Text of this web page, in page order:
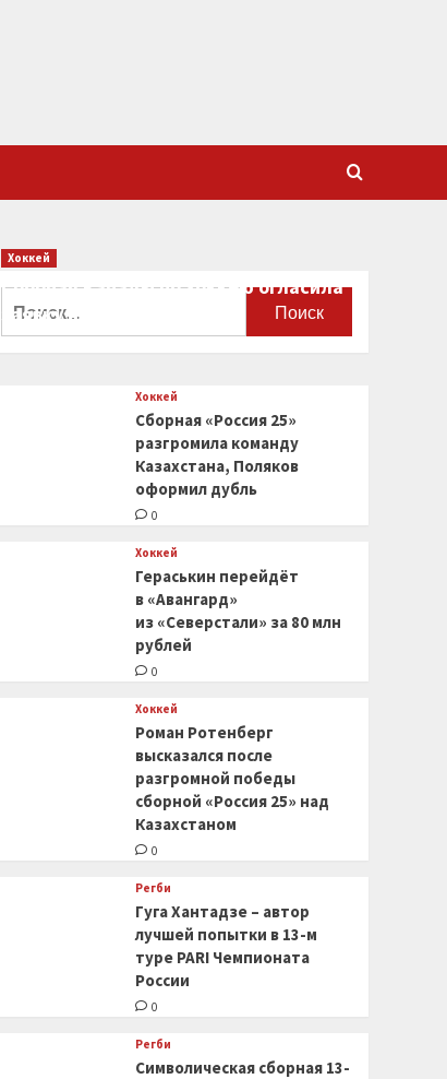
Хоккей
Сборная Канады по хоккею огласила
заявку на чемпионат мира
Хоккей
Сборная «Россия 25»
разгромила команду
Казахстана, Поляков
оформил дубль
0
Хоккей
Гераськин перейдёт
в «Авангард»
из «Северстали» за 80 млн
рублей
0
Хоккей
Роман Ротенберг
высказался после
разгромной победы
сборной «Россия 25» над
Казахстаном
0
Регби
Гуга Хантадзе – автор
лучшей попытки в 13-м
туре PARI Чемпионата
России
0
Регби
Символическая сборная 13-